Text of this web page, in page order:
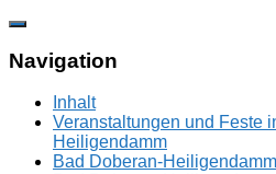
Zum
springen
Navigation
Inhalt
Veranstaltungen und Feste
Heiligendamm
Bad Doberan-